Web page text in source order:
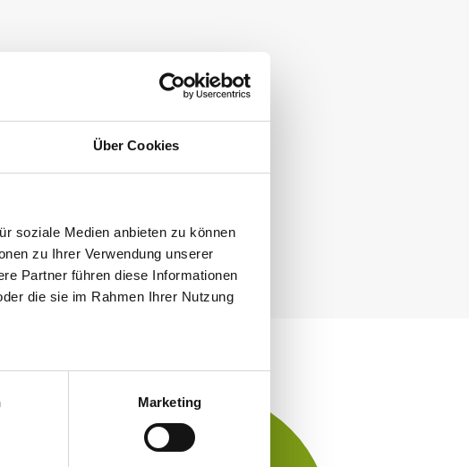
Über Cookies
soziale Medien anbieten zu können
zu Ihrer Verwendung unserer
Partner führen diese Informationen
die sie im Rahmen Ihrer Nutzung
Marketing